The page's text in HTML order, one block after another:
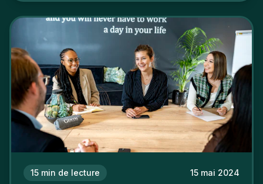
15 min de lecture 15 mai 2024